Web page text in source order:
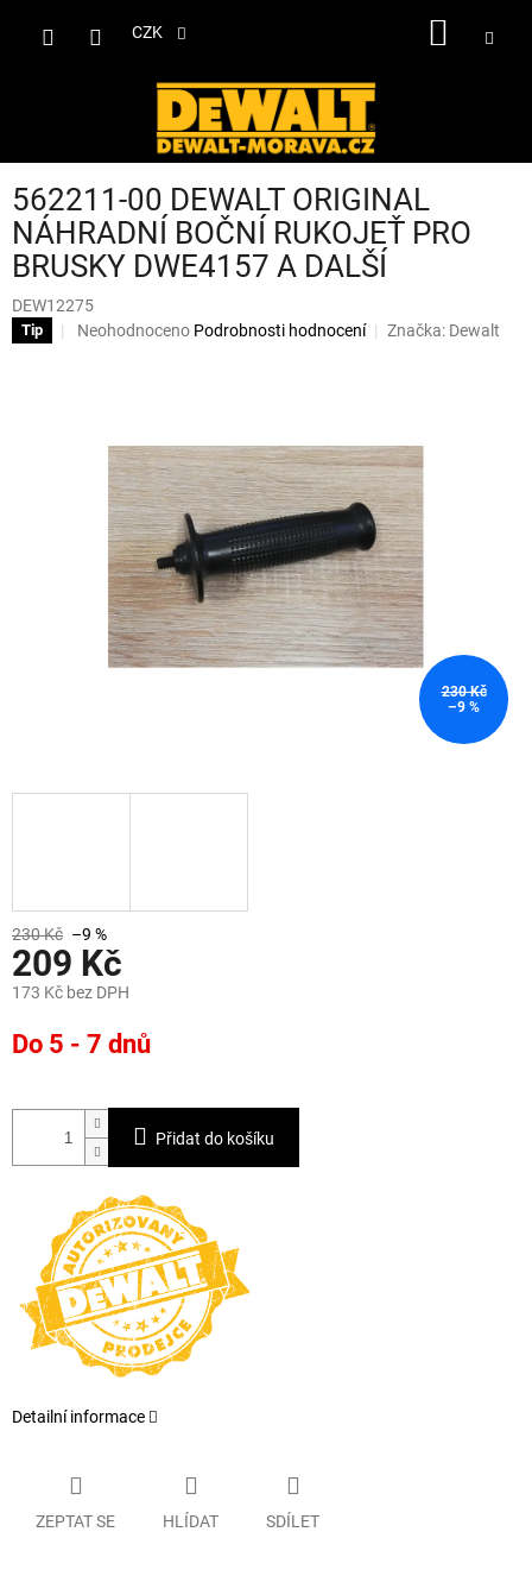
CZK
562211-00 DEWALT ORIGINAL
NÁHRADNÍ BOČNÍ RUKOJEŤ PRO
BRUSKY DWE4157 A DALŠÍ
DEW12275
Tip
Průměrné
hvězdiček.
Neohodnoceno Podrobnosti hodnocení Značka: Dewalt
230 Kč
–9 %
230 Kč –9 %
209 Kč
173 Kč bez DPH
cena:
Do 5 - 7 dnů
Přidat do košíku
Detailní informace
ZEPTAT SE HLÍDAT SDÍLET